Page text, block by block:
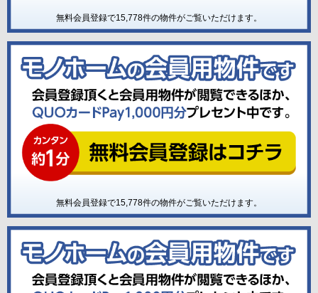
無料会員登録で15,778件の物件がご覧いただけます。
無料会員登録で15,778件の物件がご覧いただけます。